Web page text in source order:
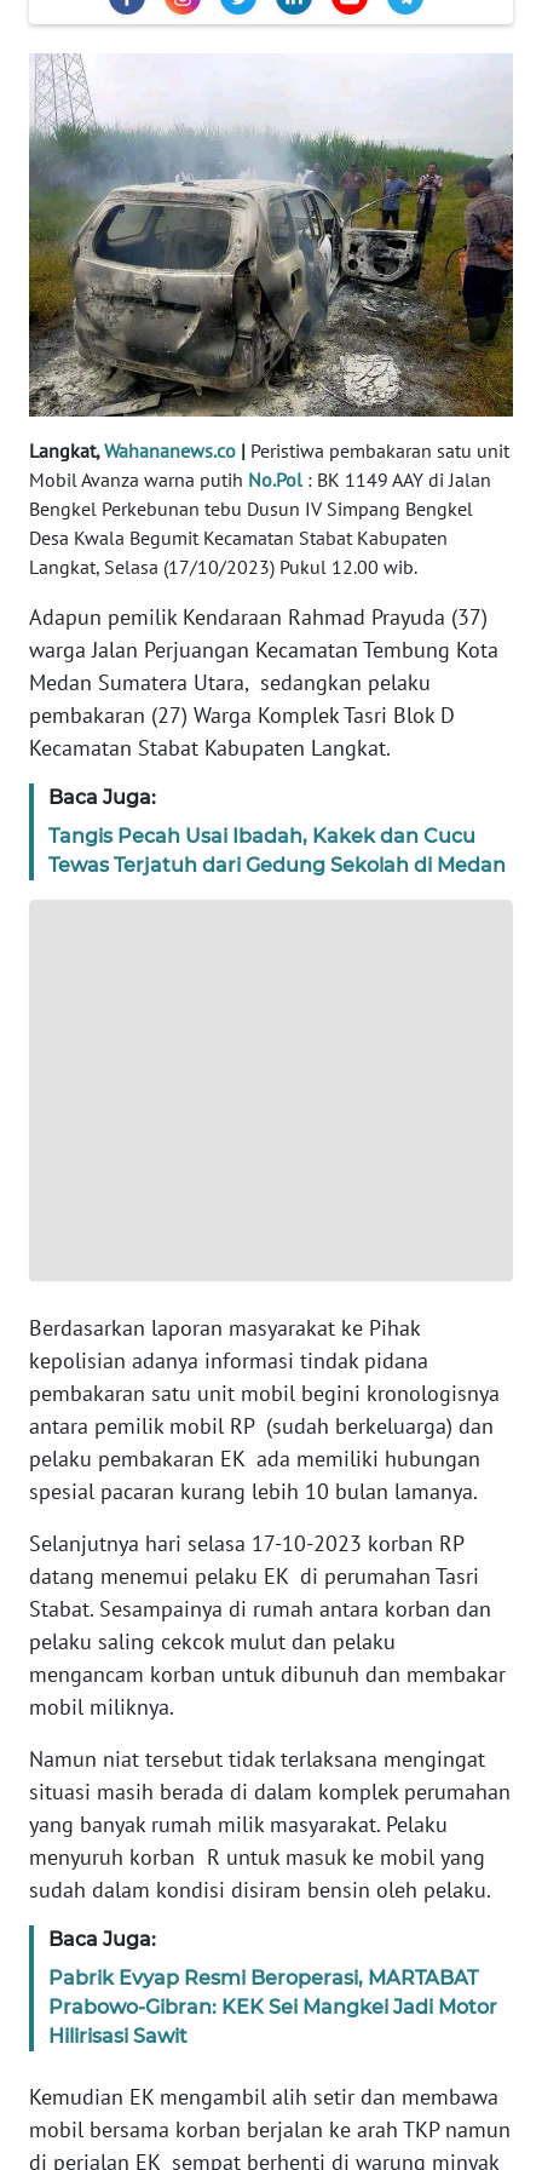
Langkat,Wahananews.co | Peristiwa pembakaran satu unit
Mobil Avanza warna putih No.Pol: BK 1149 AAY di Jalan
Bengkel Perkebunan tebu Dusun IV Simpang Bengkel
Desa Kwala Begumit Kecamatan Stabat Kabupaten
Langkat, Selasa (17/10/2023) Pukul 12.00 wib.
Adapun pemilik Kendaraan Rahmad Prayuda (37)
warga Jalan Perjuangan Kecamatan Tembung Kota
Medan Sumatera Utara, sedangkan pelaku
pembakaran (27) Warga Komplek Tasri Blok D
Kecamatan Stabat Kabupaten Langkat.
Baca Juga:
Tangis Pecah Usai Ibadah, Kakek dan Cucu
Tewas Terjatuh dari Gedung Sekolah di Medan
Berdasarkan laporan masyarakat ke Pihak
kepolisian adanya informasi tindak pidana
pembakaran satu unit mobil begini kronologisnya
antara pemilik mobil RP (sudah berkeluarga) dan
pelaku pembakaran EK ada memiliki hubungan
spesial pacaran kurang lebih 10 bulan lamanya.
Selanjutnya hari selasa 17-10-2023 korban RP
datang menemui pelaku EK di perumahan Tasri
Stabat. Sesampainya di rumah antara korban dan
pelaku saling cekcok mulut dan pelaku
mengancam korban untuk dibunuh dan membakar
mobil miliknya.
Namun niat tersebut tidak terlaksana mengingat
situasi masih berada di dalam komplek perumahan
yang banyak rumah milik masyarakat. Pelaku
menyuruh korban R untuk masuk ke mobil yang
sudah dalam kondisi disiram bensin oleh pelaku.
Baca Juga:
Pabrik Evyap Resmi Beroperasi, MARTABAT
Prabowo-Gibran: KEK Sei Mangkei Jadi Motor
Hilirisasi Sawit
Kemudian EK mengambil alih setir dan membawa
mobil bersama korban berjalan ke arah TKP namun
di perjalan EK sempat berhenti di warung minyak
KARIR
DISCLAIMER
Wahana
News
Regional
WN
SUMUT
WN
JABAR
WN
BANTEN
WN
KEPRI
WN
PAPUA
WN
SULTRA
WN
WN
SULTENG
WN
SULBAR
WN
BABEL
SUMBAR
WN
SUMSEL
BENGKULU
WN
WN
JATENG